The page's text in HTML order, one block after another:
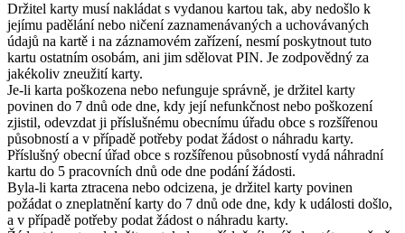
Držitel karty musí nakládat s vydanou kartou tak, aby nedošlo k
jejímu padělání nebo ničení zaznamenávaných a uchovávaných
údajů na kartě i na záznamovém zařízení, nesmí poskytnout tuto
kartu ostatním osobám, ani jim sdělovat PIN. Je zodpovědný za
jakékoliv zneužití karty.
Je-li karta poškozena nebo nefunguje správně, je držitel karty
povinen do 7 dnů ode dne, kdy její nefunkčnost nebo poškození
zjistil, odevzdat ji příslušnému obecnímu úřadu obce s rozšířenou
působností a v případě potřeby podat žádost o náhradu karty.
Příslušný obecní úřad obce s rozšířenou působností vydá náhradní
kartu do 5 pracovních dnů ode dne podání žádosti.
Byla-li karta ztracena nebo odcizena, je držitel karty povinen
požádat o zneplatnění karty do 7 dnů ode dne, kdy k události došlo,
a v případě potřeby podat žádost o náhradu karty.